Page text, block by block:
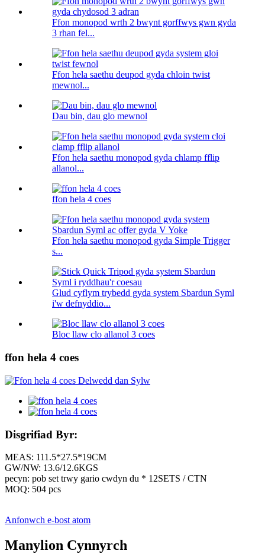
Ffon monopod wrth 2 bwynt gorffwys gwn gyda
3 rhan fel...
Ffon hela saethu deupod gyda chloin twist
mewnol...
Dau bin, dau glo mewnol
Ffon hela saethu monopod gyda chlamp fflip
allanol...
ffon hela 4 coes
Ffon hela saethu monopod gyda Simple Trigger
s...
Glud cyflym trybedd gyda system Sbardun Syml
i'w defnyddio...
Bloc llaw clo allanol 3 coes
ffon hela 4 coes
Disgrifiad Byr:
MEAS: 111.5*27.5*19CM
GW/NW: 13.6/12.6KGS
pecyn: pob set trwy gario cwdyn du * 12SETS / CTN
MOQ: 504 pcs
Anfonwch e-bost atom
Manylion Cynnyrch